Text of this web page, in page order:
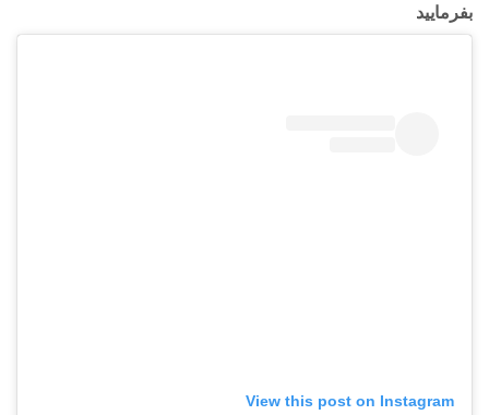
بفرمایید
View this post on Instagram